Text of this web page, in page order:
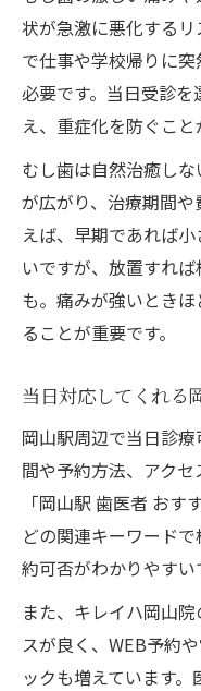
状が急激に悪化する
で仕事や学校帰りに
必要です。当日受診
え、重症化を防ぐこと
むし歯は自然治癒し
が広がり、治療期間
えば、早期であれば
いですが、放置すれ
も。痛みが強いとき
ることが重要です。
当日対応してくれる
岡山駅周辺で当日診
間や予約方法、アク
「岡山駅 歯医者 お
どの関連キーワード
約可否がわかりやすい
また、キレイハ岡山
スが良く、WEB予約
ックも増えています